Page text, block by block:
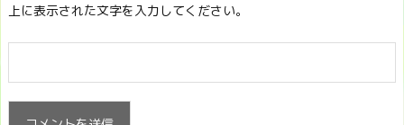
上に表示された文字を入力してください。